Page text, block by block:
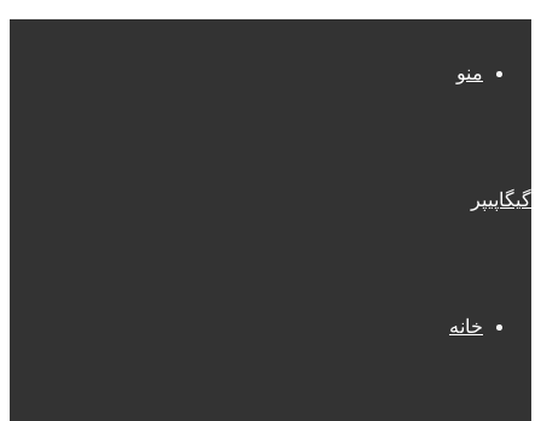
منو
گیگاپیپر
خانه